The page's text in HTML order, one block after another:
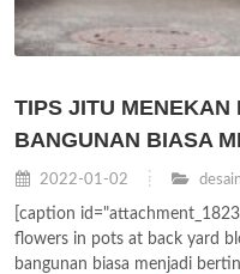
TIPS JITU MENEKAN
BANGUNAN BIASA
2022-01-02
[caption
flowers in pots at back yard
bangunan biasa menjadi